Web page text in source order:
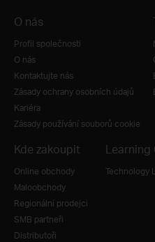
O nás
Profil společnosti
O nás
Kontaktujte nás
Zásady ochrany osobních údajů
Kariéra
Zásady používání souborů cookie
Kde zakoupit
Online obchody
Maloobchody
Regionální prodejci
SMB partneři
Distributoři
Learning
Technology